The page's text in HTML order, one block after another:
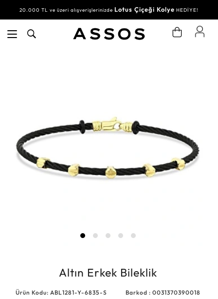
20.000 TL ve üzeri alışverişlerinizde Lotus Çiçeği Kolye HEDİYE!
Altın Erkek Bileklik
Ürün Kodu: ABL1281-Y-6835-S Barkod : 0031370390018